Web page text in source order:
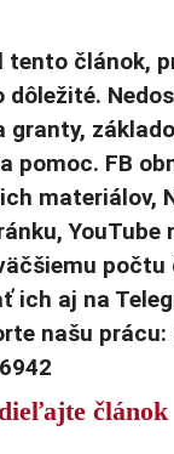
tento článok,
dôležité.
granty,
pomoc. FB
materiálov,
YouTube
počtu
ich aj na
našu prácu:
článok